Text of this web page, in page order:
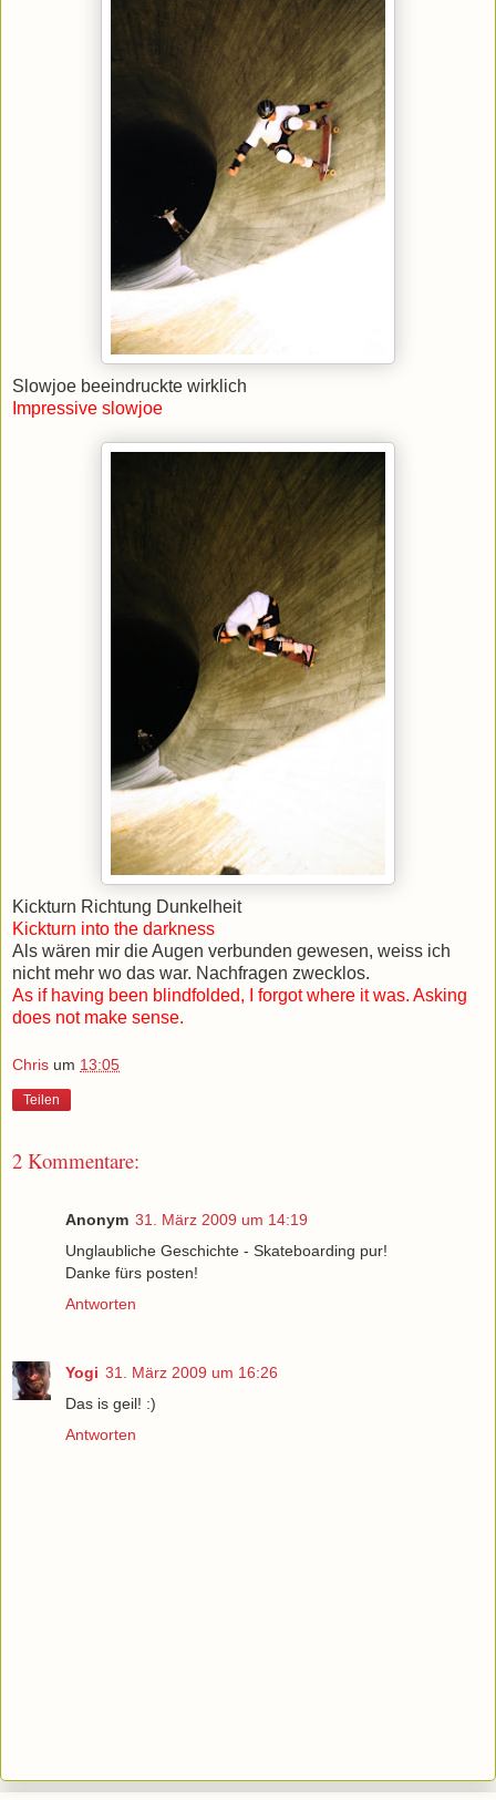
Slowjoe beeindruckte wirklich
Impressive slowjoe
Kickturn Richtung Dunkelheit
Kickturn into the darkness
Als wären mir die Augen verbunden gewesen, weiss ich
nicht mehr wo das war. Nachfragen zwecklos.
As if having been blindfolded, I forgot where it was. Asking
does not make sense.
Chris um 13:05
Teilen
2 Kommentare:
Anonym 31. März 2009 um 14:19
Unglaubliche Geschichte - Skateboarding pur!
Danke fürs posten!
Antworten
Yogi 31. März 2009 um 16:26
Das is geil! :)
Antworten